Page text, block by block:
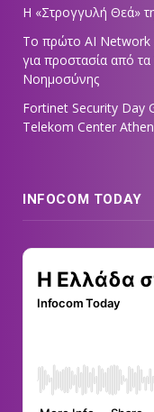
Η «Στρογγυλή Θεά»
Tο πρώτο AI Network
για προστασία από τα
Νοημοσύνης
Fortinet Security Day
Telekom Center
INFOCOM TODAY